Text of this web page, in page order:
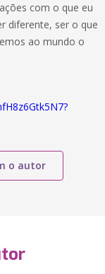
com o que eu
diferente, ser o que
ao mundo o
o autor